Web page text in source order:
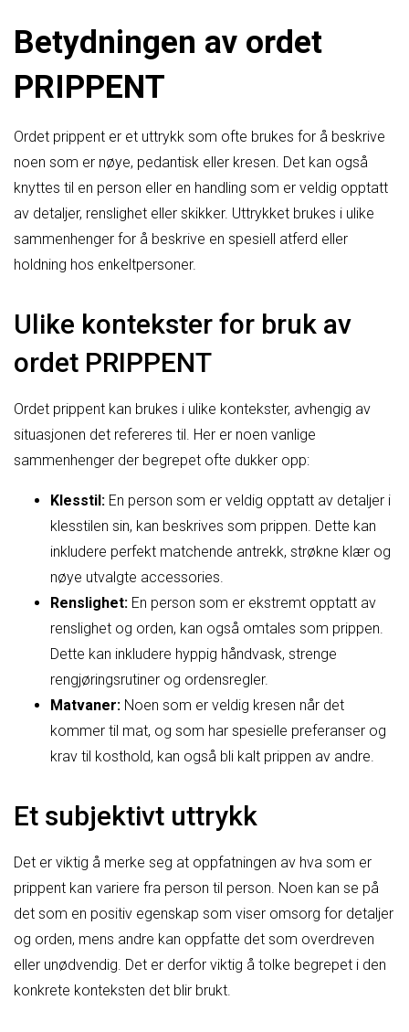
Betydningen av ordet
PRIPPENT
Ordet prippent er et uttrykk som ofte brukes for å beskrive
noen som er nøye, pedantisk eller kresen. Det kan også
knyttes til en person eller en handling som er veldig opptatt
av detaljer, renslighet eller skikker. Uttrykket brukes i ulike
sammenhenger for å beskrive en spesiell atferd eller
holdning hos enkeltpersoner.
Ulike kontekster for bruk av
ordet PRIPPENT
Ordet prippent kan brukes i ulike kontekster, avhengig av
situasjonen det refereres til. Her er noen vanlige
sammenhenger der begrepet ofte dukker opp:
Klesstil: En person som er veldig opptatt av detaljer i
klesstilen sin, kan beskrives som prippen. Dette kan
inkludere perfekt matchende antrekk, strøkne klær og
nøye utvalgte accessories.
Renslighet: En person som er ekstremt opptatt av
renslighet og orden, kan også omtales som prippen.
Dette kan inkludere hyppig håndvask, strenge
rengjøringsrutiner og ordensregler.
Matvaner: Noen som er veldig kresen når det
kommer til mat, og som har spesielle preferanser og
krav til kosthold, kan også bli kalt prippen av andre.
Et subjektivt uttrykk
Det er viktig å merke seg at oppfatningen av hva som er
prippent kan variere fra person til person. Noen kan se på
det som en positiv egenskap som viser omsorg for detaljer
og orden, mens andre kan oppfatte det som overdreven
eller unødvendig. Det er derfor viktig å tolke begrepet i den
konkrete konteksten det blir brukt.